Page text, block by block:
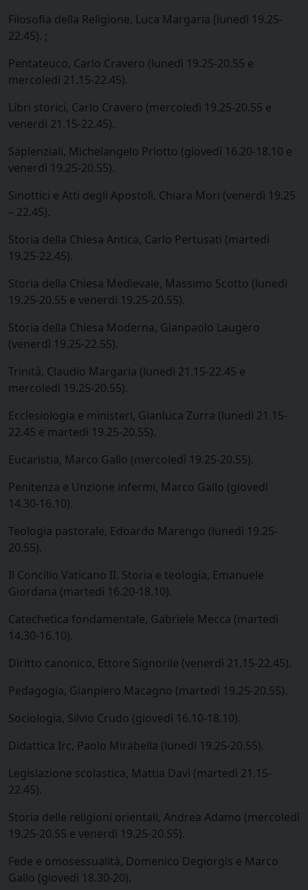
Filosofia della Religione, Luca Margaria (lunedì 19.25-
22.45). ;
Pentateuco, Carlo Cravero (lunedì 19.25-20.55 e
mercoledì 21.15-22.45).
Libri storici, Carlo Cravero (mercoledì 19.25-20.55 e
venerdì 21.15-22.45).
Sapienziali, Michelangelo Priotto (giovedì 16.20-18.10 e
venerdì 19.25-20.55).
Sinottici e Atti degli Apostoli, Chiara Mori (venerdì 19.25
– 22.45).
Storia della Chiesa Antica, Carlo Pertusati (martedì
19.25-22.45).
Storia della Chiesa Medievale, Massimo Scotto (lunedì
19.25-20.55 e venerdì 19.25-20.55).
Storia della Chiesa Moderna, Gianpaolo Laugero
(venerdì 19.25-22.55).
Trinità, Claudio Margaria (lunedì 21.15-22.45 e
mercoledì 19.25-20.55).
Ecclesiologia e ministeri, Gianluca Zurra (lunedì 21.15-
22.45 e martedì 19.25-20.55).
Eucaristia, Marco Gallo (mercoledì 19.25-20.55).
Penitenza e Unzione infermi, Marco Gallo (giovedì
14.30-16.10).
Teologia pastorale, Edoardo Marengo (lunedì 19.25-
20.55).
Il Concilio Vaticano II. Storia e teologia, Emanuele
Giordana (martedì 16.20-18.10).
Catechetica fondamentale, Gabriele Mecca (martedì
14.30-16.10).
Diritto canonico, Ettore Signorile (venerdì 21.15-22.45).
Pedagogia, Gianpiero Macagno (martedì 19.25-20.55).
Sociologia, Silvio Crudo (giovedì 16.10-18.10).
Didattica Irc, Paolo Mirabella (lunedì 19.25-20.55).
Legislazione scolastica, Mattia Davì (martedì 21.15-
22.45).
Storia delle religioni orientali, Andrea Adamo (mercoledì
19.25-20.55 e venerdì 19.25-20.55).
Fede e omosessualità, Domenico Degiorgis e Marco
Gallo (giovedì 18.30-20).